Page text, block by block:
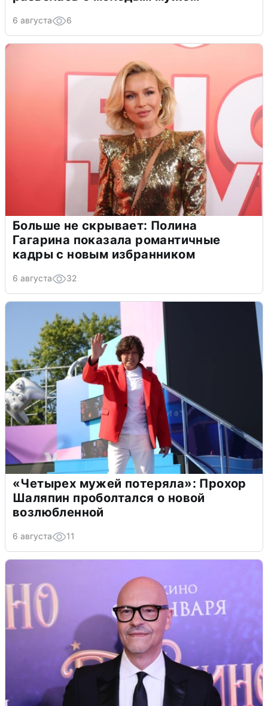
6 августа 6
Больше не скрывает: Полина
Гагарина показала романтичные
кадры с новым избранником
6 августа 32
«Четырех мужей потеряла»: Прохор
Шаляпин проболтался о новой
возлюбленной
6 августа 11